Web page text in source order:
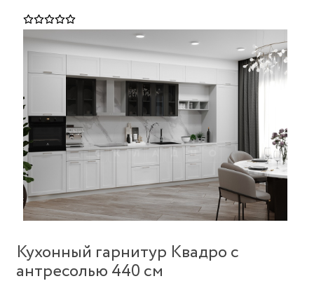
Кухонный гарнитур Квадро с
антресолью 440 см